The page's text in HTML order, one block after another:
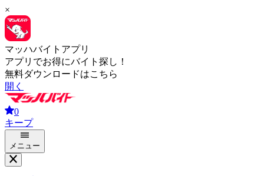
×
マッハバイトアプリ
アプリでお得にバイト探し！
無料ダウンロードはこちら
開く
0
キープ
メニュー